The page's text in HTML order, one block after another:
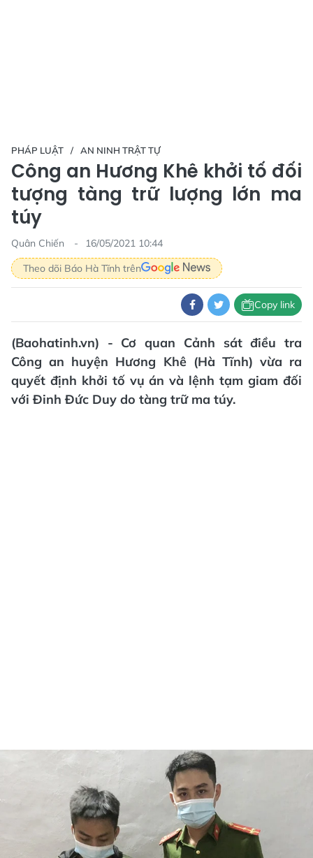
PHÁP LUẬT AN NINH TRẬT TỰ
Công an Hương Khê khởi tố đối
tượng tàng trữ lượng lớn ma
túy
Quân Chiến
16/05/2021 10:44
Theo dõi Báo Hà Tĩnh trên
Copy link
(Baohatinh.vn) - Cơ quan Cảnh sát điều tra
Công an huyện Hương Khê (Hà Tĩnh) vừa ra
quyết định khởi tố vụ án và lệnh tạm giam đối
với Đinh Đức Duy do tàng trữ ma túy.